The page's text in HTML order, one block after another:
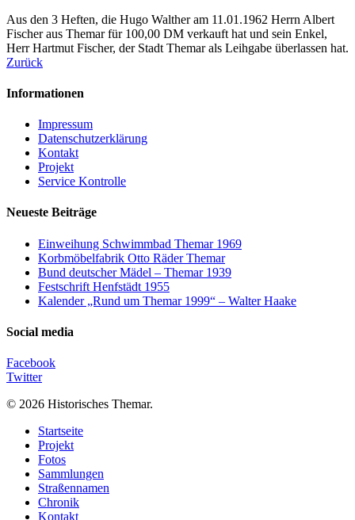
Aus den 3 Heften, die Hugo Walther am 11.01.1962 Herrn Albert
Fischer aus Themar für 100,00 DM verkauft hat und sein Enkel,
Herr Hartmut Fischer, der Stadt Themar als Leihgabe überlassen hat.
Zurück
Informationen
Impressum
Datenschutzerklärung
Kontakt
Projekt
Service Kontrolle
Neueste Beiträge
Einweihung Schwimmbad Themar 1969
Korbmöbelfabrik Otto Räder Themar
Bund deutscher Mädel – Themar 1939
Festschrift Henfstädt 1955
Kalender „Rund um Themar 1999“ – Walter Haake
Social media
Facebook
Twitter
© 2026 Historisches Themar.
Close
Menu
Startseite
Projekt
Fotos
Sammlungen
Straßennamen
Chronik
Kontakt